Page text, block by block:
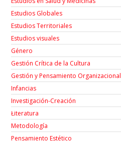
Estudios Globales
Estudios Territoriales
Estudios visuales
Género
Gestión Crítica de la Cultura
Gestión y Pensamiento Organizacional
Infancias
Investigación-Creación
Łiteratura
Metodología
Pensamiento Estético